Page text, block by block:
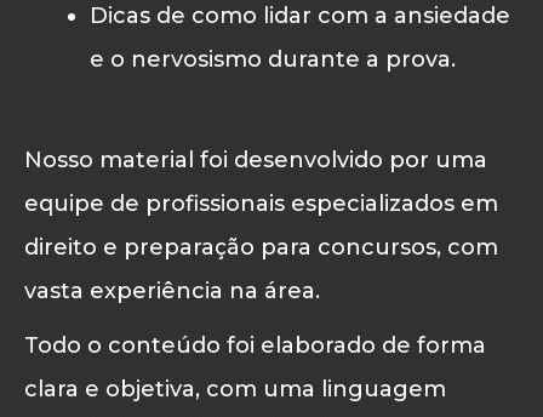
Dicas de como lidar com a ansiedade
e o nervosismo durante a prova.
Nosso material foi desenvolvido por uma
equipe de profissionais especializados em
direito e preparação para concursos, com
vasta experiência na área.
Todo o conteúdo foi elaborado de forma
clara e objetiva, com uma linguagem